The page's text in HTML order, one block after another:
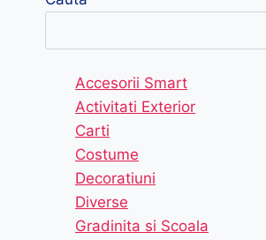
Accesorii Smart
Activitati Exterior
Carti
Costume
Decoratiuni
Diverse
Gradinita si Scoala